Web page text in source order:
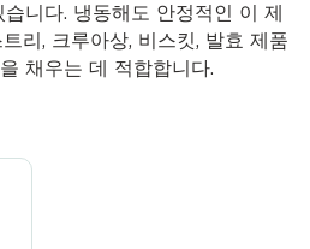
니다. 냉동해도 안정적인 이 제
리, 크루아상, 비스킷, 발효 제품
채우는 데 적합합니다.